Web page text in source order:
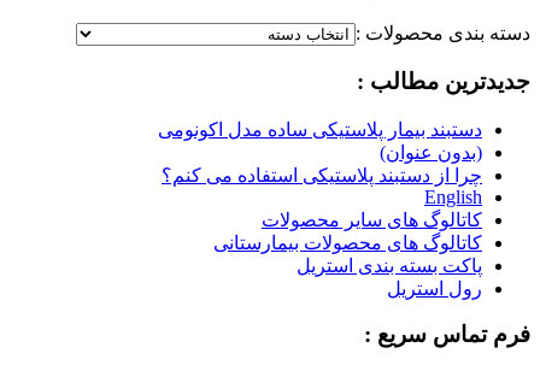
دسته بندی محصولات :
جدیدترین مطالب :
دستبند بیمار پلاستیکی ساده مدل اکونومی
(بدون عنوان)
چرا از دستبند پلاستیکی استفاده می کنم؟
English
کاتالوگ های سایر محصولات
کاتالوگ های محصولات بیمارستانی
پاکت بسته بندی استریل
رول استریل
فرم تماس سریع :